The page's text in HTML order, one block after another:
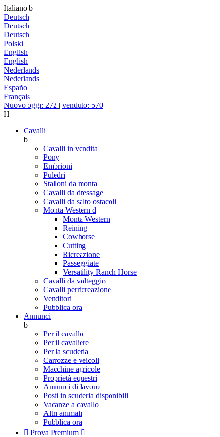
Italiano b
Deutsch
Deutsch
Deutsch
Polski
English
English
Nederlands
Nederlands
Español
Français
Nuovo oggi: 272 | venduto: 570
H
Cavalli
b
Cavalli in vendita
Pony
Embrioni
Puledri
Stalloni da monta
Cavalli da dressage
Cavalli da salto ostacoli
Monta Western d
Monta Western
Reining
Cowhorse
Cutting
Ricreazione
Passeggiate
Versatility Ranch Horse
Cavalli da volteggio
Cavalli perricreazione
Venditori
Pubblica ora
Annunci
b
Per il cavallo
Per il cavaliere
Per la scuderia
Carrozze e veicoli
Macchine agricole
Proprietà equestri
Annunci di lavoro
Posti in scuderia disponibili
Vacanze a cavallo
Altri animali
Pubblica ora
 Prova Premium 